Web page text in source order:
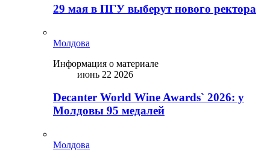
29 мая в ПГУ выберут нового ректора
Молдова
Информация о материале
июнь 22 2026
Decanter World Wine Awards` 2026: у
Молдовы 95 медалей
Молдова